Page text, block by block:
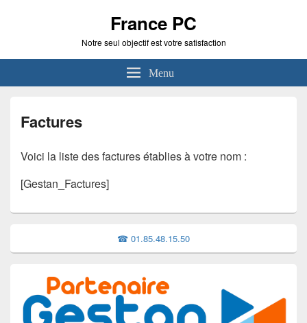
France PC
Notre seul objectif est votre satisfaction
Menu
Factures
Voici la liste des factures établies à votre nom :
[Gestan_Factures]
de
barre
☎ 01.85.48.15.50